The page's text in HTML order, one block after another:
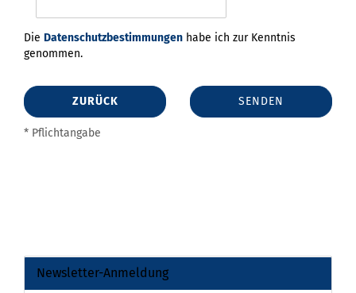
Die Datenschutzbestimmungen habe ich zur Kenntnis
genommen.
ZURÜCK SENDEN
* Pflichtangabe
Newsletter-Anmeldung